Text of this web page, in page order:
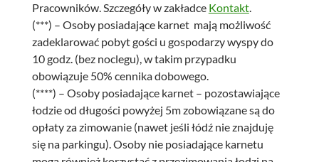
Pracowników. Szczegóły w zakładce Kontakt.
(***) – Osoby posiadające karnet mają możliwość
zadeklarować pobyt gości u gospodarzy wyspy do
10 godz. (bez noclegu), w takim przypadku
obowiązuje 50% cennika dobowego.
(****) – Osoby posiadające karnet – pozostawiające
łodzie od długości powyżej 5m zobowiązane są do
opłaty za zimowanie (nawet jeśli łódź nie znajduję
się na parkingu). Osoby nie posiadające karnetu